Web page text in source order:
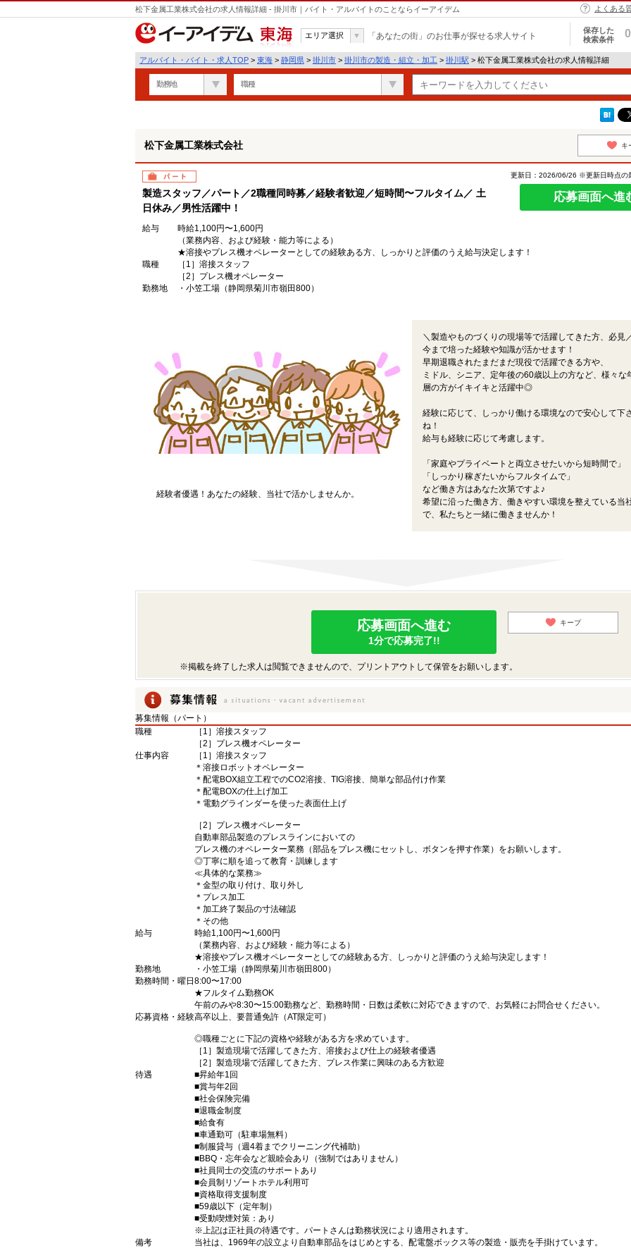
松下金属工業株式会社の求人情報詳細 - 掛川市｜バイト・アルバイトのことならイーアイデム よくある
東海
エリア選択 「あなたの街」のお仕事が探せる求人サイト
保存した
検索条件
0
アルバイト・バイト・求人TOP > 東海 > 静岡県 > 掛川市 > 掛川市の製造・組立・加工 > 掛川駅 > 松下金属工業株式会社の求人情報詳細
勤務地 職種
松下金属工業株式会社 キ
パート
製造スタッフ／パート／2職種同時募／経験者歓迎／短時間〜フルタイム／ 土
日休み／男性活躍中！
更新日：2026/06/26 ※更新日時点の
応募画面へ進
給与
時給1,100円〜1,600円
（業務内容、および経験・能力等による）
★溶接やプレス機オペレーターとしての経験ある方、しっかりと評価のうえ給与決定します！
職種
［1］溶接スタッフ
［2］プレス機オペレーター
勤務地
・小笠工場（静岡県菊川市嶺田800）
経験者優遇！あなたの経験、当社で活かしませんか。
＼製造やものづくりの現場等で活躍してきた方、必見
今まで培った経験や知識が活かせます！
早期退職されたまだまだ現役で活躍できる方や、
ミドル、シニア、定年後の60歳以上の方など、様々な
層の方がイキイキと活躍中◎
経験に応じて、しっかり働ける環境なので安心して下
ね！
給与も経験に応じて考慮します。
「家庭やプライベートと両立させたいから短時間で」
「しっかり稼ぎたいからフルタイムで」
など働き方はあなた次第ですよ♪
希望に沿った働き方、働きやすい環境を整えている当
で、私たちと一緒に働きませんか！
応募画面へ進む
1分で応募完了!!
キープ
※掲載を終了した求人は閲覧できませんので、プリントアウトして保管をお願いします。
募集情報（パート）
職種
［1］溶接スタッフ
［2］プレス機オペレーター
仕事内容
［1］溶接スタッフ
＊溶接ロボットオペレーター
＊配電BOX組立工程でのCO2溶接、TIG溶接、簡単な部品付け作業
＊配電BOXの仕上げ加工
＊電動グラインダーを使った表面仕上げ
［2］プレス機オペレーター
自動車部品製造のプレスラインにおいての
プレス機のオペレーター業務（部品をプレス機にセットし、ボタンを押す作業）をお願いします。
◎丁寧に順を追って教育・訓練します
≪具体的な業務≫
＊金型の取り付け、取り外し
＊プレス加工
＊加工終了製品の寸法確認
＊その他
給与
時給1,100円〜1,600円
（業務内容、および経験・能力等による）
★溶接やプレス機オペレーターとしての経験ある方、しっかりと評価のうえ給与決定します！
勤務地
・小笠工場（静岡県菊川市嶺田800）
勤務時間・曜日 8:00〜17:00
★フルタイム勤務OK
午前のみや8:30〜15:00勤務など、勤務時間・日数は柔軟に対応できますので、お気軽にお問合せください。
応募資格・経験高卒以上、要普通免許（AT限定可）
◎職種ごとに下記の資格や経験がある方を求めています。
［1］製造現場で活躍してきた方、溶接および仕上の経験者優遇
［2］製造現場で活躍してきた方、プレス作業に興味のある方歓迎
待遇
■昇給年1回
■賞与年2回
■社会保険完備
■退職金制度
■給食有
■車通勤可（駐車場無料）
■制服貸与（週4着までクリーニング代補助）
■BBQ・忘年会など親睦会あり（強制ではありません）
■社員同士の交流のサポートあり
■会員制リゾートホテル利用可
■資格取得支援制度
■59歳以下（定年制）
■受動喫煙対策：あり
※上記は正社員の待遇です。パートさんは勤務状況により適用されます。
備考
当社は、1969年の設立より自動車部品をはじめとする、配電盤ボックス等の製造・販売を手掛けています。